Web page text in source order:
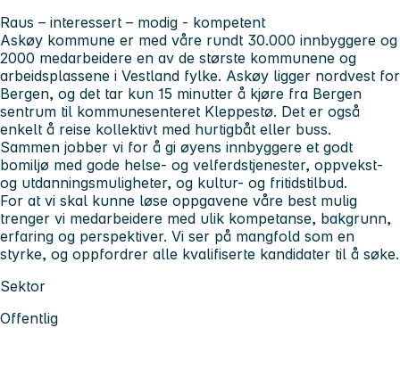
Raus – interessert – modig - kompetent
Askøy kommune er med våre rundt 30.000 innbyggere og
2000 medarbeidere en av de største kommunene og
arbeidsplassene i Vestland fylke. Askøy ligger nordvest for
Bergen, og det tar kun 15 minutter å kjøre fra Bergen
sentrum til kommunesenteret Kleppestø. Det er også
enkelt å reise kollektivt med hurtigbåt eller buss.
Sammen jobber vi for å gi øyens innbyggere et godt
bomiljø med gode helse- og velferdstjenester, oppvekst-
og utdanningsmuligheter, og kultur- og fritidstilbud.
For at vi skal kunne løse oppgavene våre best mulig
trenger vi medarbeidere med ulik kompetanse, bakgrunn,
erfaring og perspektiver. Vi ser på mangfold som en
styrke, og oppfordrer alle kvalifiserte kandidater til å søke.
Sektor
Offentlig